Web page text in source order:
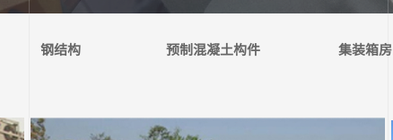
钢结构 预制混凝土构件 集装箱房